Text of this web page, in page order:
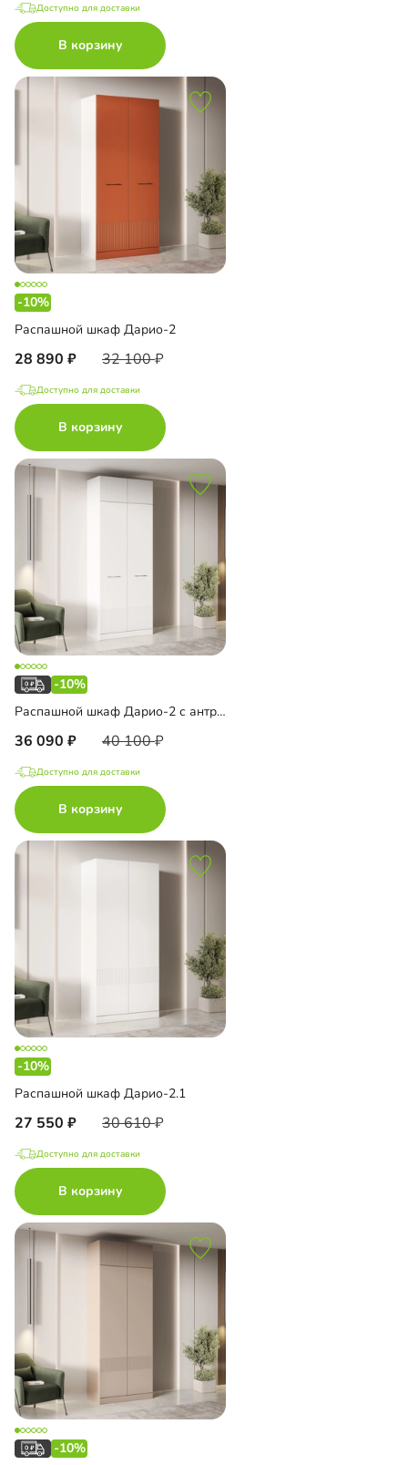
Доступно для доставки
В корзину
-10%
Распашной шкаф Дарио-2
28 890 32 100
Доступно для доставки
В корзину
-10%
Распашной шкаф Дарио-2 с антресолью
36 090 40 100
Доступно для доставки
В корзину
-10%
Распашной шкаф Дарио-2.1
27 550 30 610
Доступно для доставки
В корзину
-10%